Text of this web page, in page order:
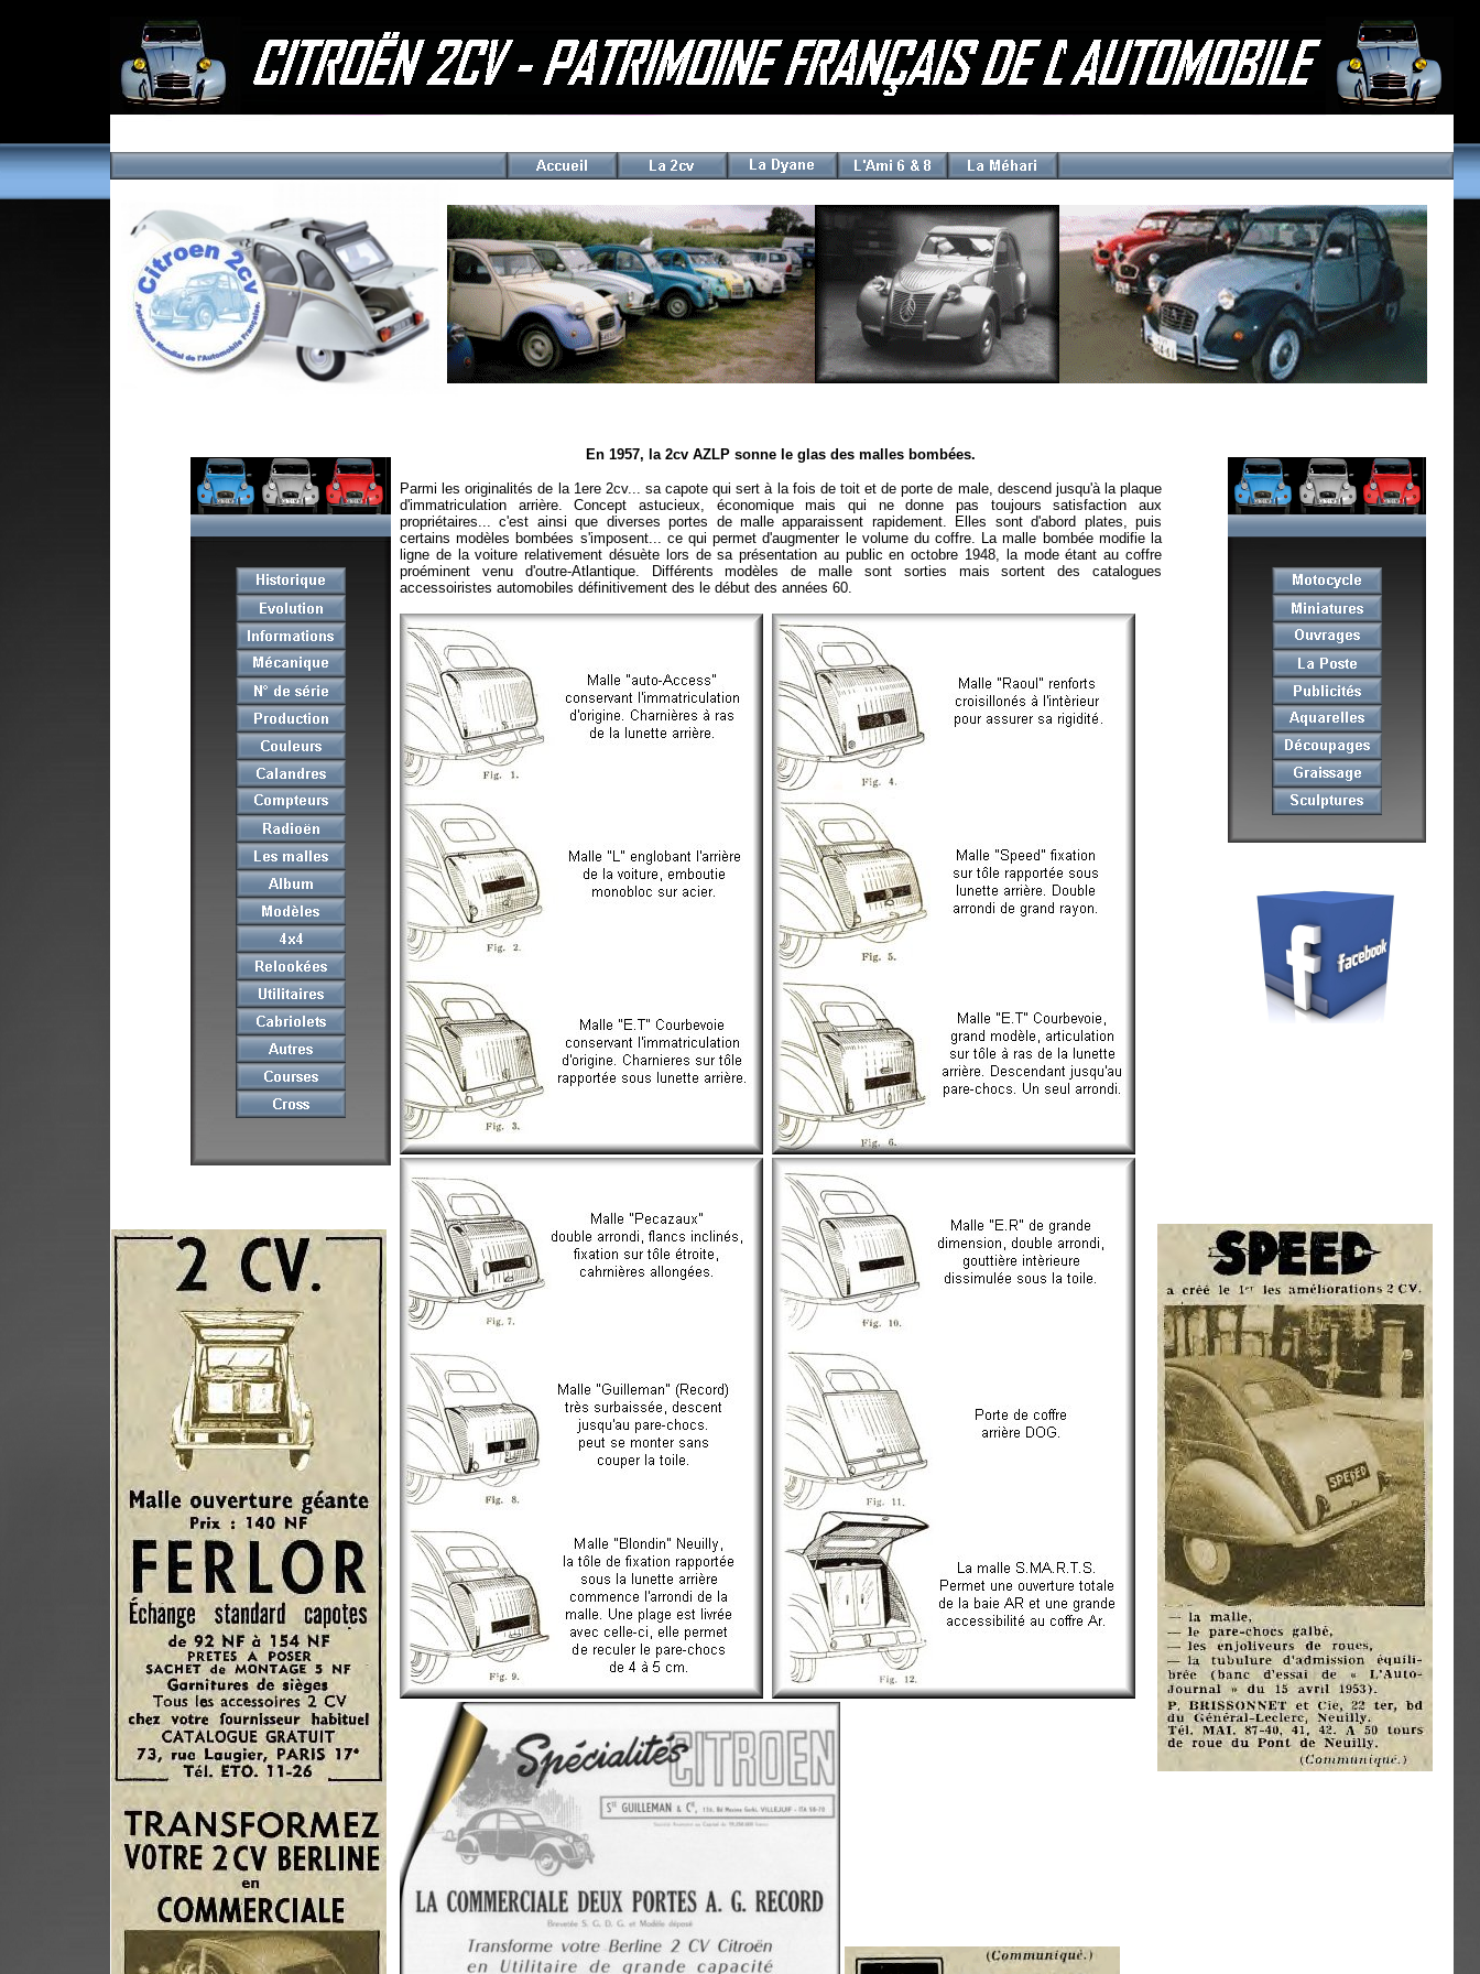
En 1957, la 2cv AZLP sonne le glas des malles bombées.
Parmi les originalités de la 1ere 2cv... sa capote qui sert à la fois de toit et de porte de male, descend jusqu'à la plaque
d'immatriculation arrière. Concept astucieux, économique mais qui ne donne pas toujours satisfaction aux
propriétaires... c'est ainsi que diverses portes de malle apparaissent rapidement. Elles sont d'abord plates, puis
certains modèles bombées s'imposent... ce qui permet d'augmenter le volume du coffre. La malle bombée modifie la
ligne de la voiture relativement désuète lors de sa présentation au public en octobre 1948, la mode étant au coffre
proéminent venu d'outre-Atlantique. Différents modèles de malle sont sorties mais sortent des catalogues
accessoiristes automobiles définitivement des le début des années 60.